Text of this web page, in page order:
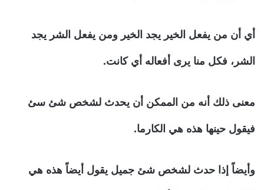
أي أن من يفعل الخير يجد الخير ومن يفعل الشر يجد
الشر، فكل منا يرى أفعاله أي كانت.
معنى ذلك أنه من الممكن أن يحدث لشخص شئ سئ
فيقول حينها هذه هي الكارما.
وأيضاً إذا حدث لشخص شئ جميل يقول أيضاً هذه هي